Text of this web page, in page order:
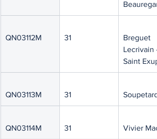
QN03112M 31
Breguet
Lecrivain -
Saint
QN03113M 31 Soupetard
QN03114M 31 Vivier